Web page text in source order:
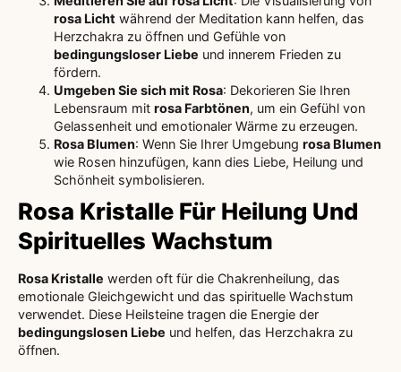
rosa Licht während der Meditation kann helfen, das
Herzchakra zu öffnen und Gefühle von
bedingungsloser Liebe und innerem Frieden zu
fördern.
Umgeben Sie sich mit Rosa: Dekorieren Sie Ihren
Lebensraum mit rosa Farbtönen, um ein Gefühl von
Gelassenheit und emotionaler Wärme zu erzeugen.
Rosa Blumen: Wenn Sie Ihrer Umgebung rosa Blumen
wie Rosen hinzufügen, kann dies Liebe, Heilung und
Schönheit symbolisieren.
Rosa Kristalle Für Heilung Und
Spirituelles Wachstum
Rosa Kristalle werden oft für die Chakrenheilung, das
emotionale Gleichgewicht und das spirituelle Wachstum
verwendet. Diese Heilsteine tragen die Energie der
bedingungslosen Liebe und helfen, das Herzchakra zu
öffnen.